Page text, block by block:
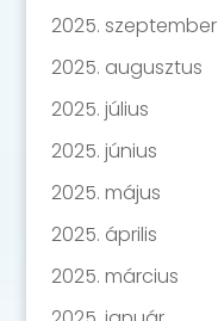
2025. szeptember
2025. augusztus
2025. július
2025. június
2025. május
2025. április
2025. március